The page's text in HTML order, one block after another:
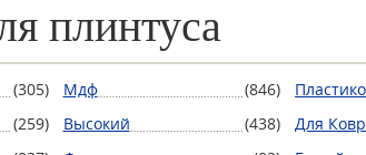
плинтуса
(305) Мдф (846)
(259) Высокий (438) Для